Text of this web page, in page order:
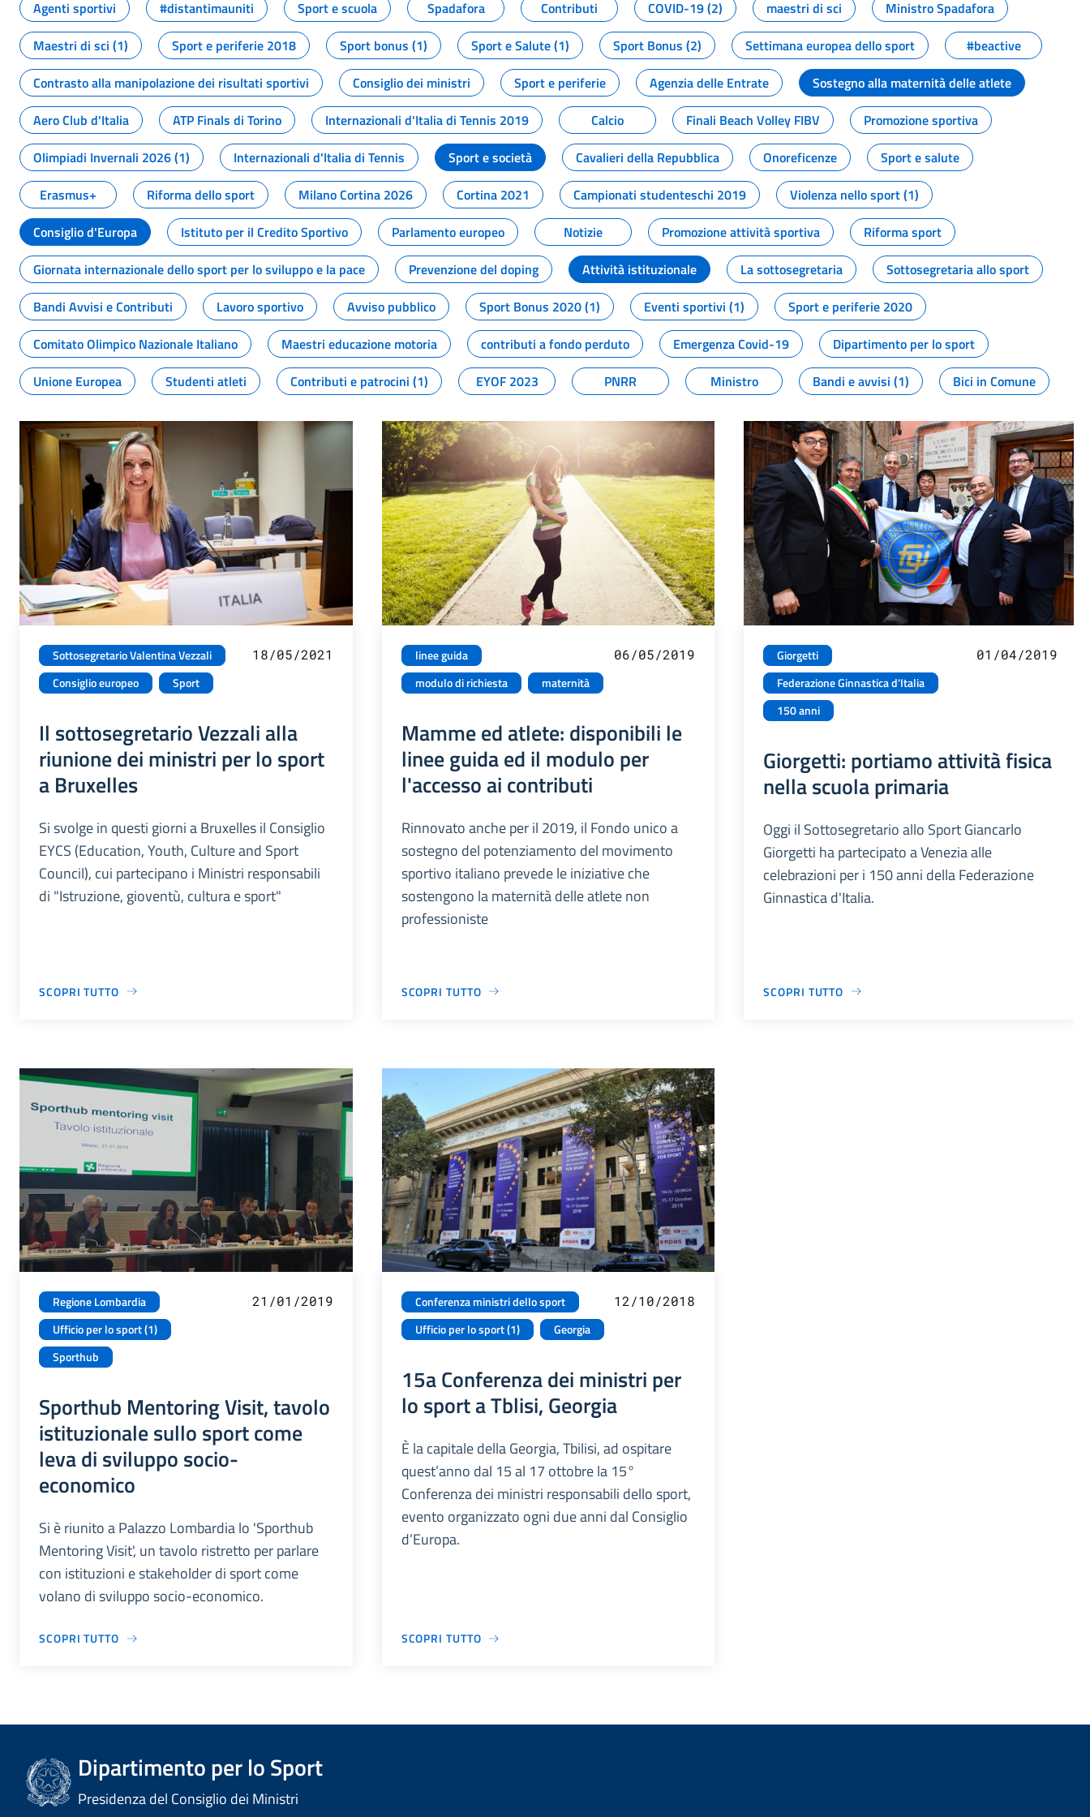
Agenti sportivi
#distantimauniti Sport e scuola Spadafora Contributi COVID-19 (2) maestri di sci
Ministro Spadafora
Maestri di sci (1)
Sport e periferie 2018 Sport bonus (1) Sport e Salute (1) Sport Bonus (2) Settimana europea dello sport
#beactive
Contrasto alla manipolazione dei risultati sportivi
Consiglio dei ministri Sport e periferie Agenzia delle Entrate
Sostegno alla maternità delle atlete
Aero Club d'Italia
ATP Finals di Torino Internazionali d'Italia di Tennis 2019 Calcio Finali Beach Volley FIBV
Promozione sportiva
Olimpiadi Invernali 2026 (1)
Internazionali d'Italia di Tennis Sport e società Cavalieri della Repubblica Onoreficenze
Sport e salute
Erasmus+
Riforma dello sport Milano Cortina 2026 Cortina 2021 Campionati studenteschi 2019
Violenza nello sport (1)
Consiglio d'Europa
Istituto per il Credito Sportivo Parlamento europeo Notizie Promozione attività sportiva
Riforma sport
Giornata internazionale dello sport per lo sviluppo e la pace
Prevenzione del doping Attività istituzionale La sottosegretaria
Sottosegretaria allo sport
Bandi Avvisi e Contributi
Lavoro sportivo Avviso pubblico Sport Bonus 2020 (1) Eventi sportivi (1)
Sport e periferie 2020
Comitato Olimpico Nazionale Italiano
Maestri educazione motoria contributi a fondo perduto Emergenza Covid-19
Dipartimento per lo sport
Unione Europea
Studenti atleti Contributi e patrocini (1) EYOF 2023 PNRR Ministro Bandi e avvisi (1) Bici in Comune
Sottosegretario Valentina Vezzali
Consiglio europeo
Sport
18/05/2021
Il sottosegretario Vezzali alla
riunione dei ministri per lo sport
a Bruxelles
Si svolge in questi giorni a Bruxelles il Consiglio
EYCS (Education, Youth, Culture and Sport
Council), cui partecipano i Ministri responsabili
di "Istruzione, gioventù, cultura e sport"
SCOPRI TUTTO
linee guida
modulo di richiesta
maternità
06/05/2019
Mamme ed atlete: disponibili le
linee guida ed il modulo per
l'accesso ai contributi
Rinnovato anche per il 2019, il Fondo unico a
sostegno del potenziamento del movimento
sportivo italiano prevede le iniziative che
sostengono la maternità delle atlete non
professioniste
SCOPRI TUTTO
Giorgetti
Federazione Ginnastica d'Italia
150 anni
01/04/2019
Giorgetti: portiamo attività fisica
nella scuola primaria
Oggi il Sottosegretario allo Sport Giancarlo
Giorgetti ha partecipato a Venezia alle
celebrazioni per i 150 anni della Federazione
Ginnastica d'Italia.
SCOPRI TUTTO
Regione Lombardia
Ufficio per lo sport (1)
Sporthub
21/01/2019
Sporthub Mentoring Visit, tavolo
istituzionale sullo sport come
leva di sviluppo socio-
economico
Si è riunito a Palazzo Lombardia lo 'Sporthub
Mentoring Visit', un tavolo ristretto per parlare
con istituzioni e stakeholder di sport come
volano di sviluppo socio-economico.
SCOPRI TUTTO
Conferenza ministri dello sport
Ufficio per lo sport (1)
Georgia
12/10/2018
15a Conferenza dei ministri per
lo sport a Tblisi, Georgia
È la capitale della Georgia, Tbilisi, ad ospitare
quest’anno dal 15 al 17 ottobre la 15°
Conferenza dei ministri responsabili dello sport,
evento organizzato ogni due anni dal Consiglio
d’Europa.
SCOPRI TUTTO
Dipartimento per lo Sport
Presidenza del Consiglio dei Ministri